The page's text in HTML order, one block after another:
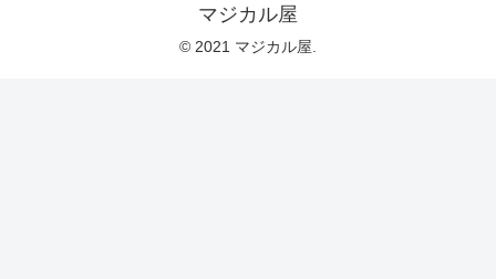
マジカル屋
© 2021 マジカル屋.